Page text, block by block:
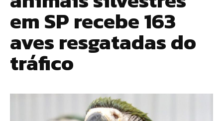
em SP recebe 163
aves resgatadas do
tráfico